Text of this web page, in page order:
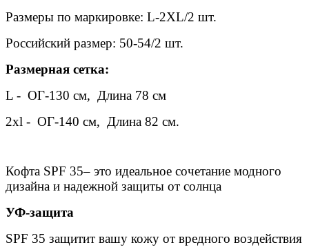
Размеры по маркировке: L-2XL/2 шт.
Российский размер: 50-54/2 шт.
Размерная сетка:
L - ОГ-130 см, Длина 78 см
2xl - ОГ-140 см, Длина 82 см.
Кофта SPF 35– это идеальное сочетание модного
дизайна и надежной защиты от солнца
УФ-защита
SPF 35 защитит вашу кожу от вредного воздействия